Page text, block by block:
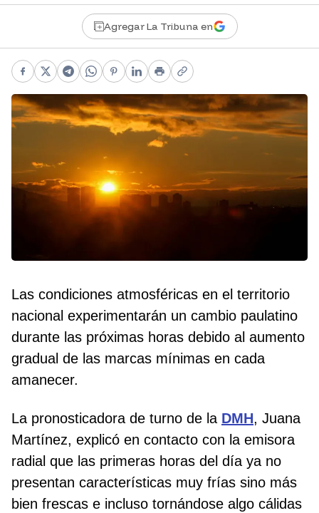
Agregar La Tribuna en
Facebook
X Telegram
WhatsApp
Pinterest
LinkedIn
PrintCopy link
Las condiciones atmosféricas en el territorio
nacional experimentarán un cambio paulatino
durante las próximas horas debido al aumento
gradual de las marcas mínimas en cada
amanecer.
La pronosticadora de turno de la DMH, Juana
Martínez, explicó en contacto con la emisora
radial que las primeras horas del día ya no
presentan características muy frías sino más
bien frescas e incluso tornándose algo cálidas